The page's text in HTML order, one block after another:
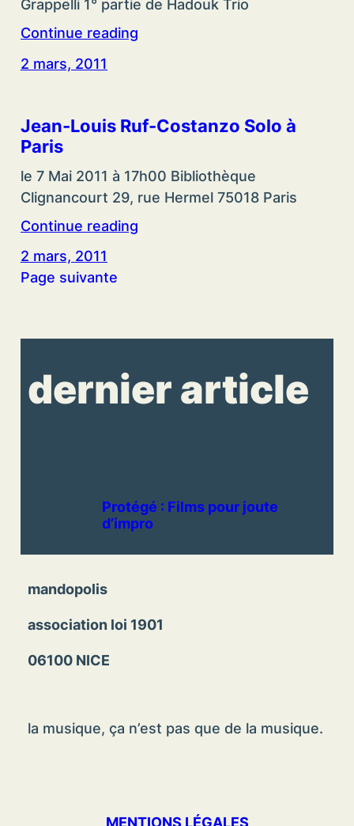
Grappelli 1° partie de Hadouk Trio
Continue reading
2 mars, 2011
Jean-Louis Ruf-Costanzo Solo à
Paris
le 7 Mai 2011 à 17h00 Bibliothèque
Clignancourt 29, rue Hermel 75018 Paris
Continue reading
2 mars, 2011
Page suivante
dernier article
Protégé : Films pour joute
d’impro
mandopolis
association loi 1901
06100 NICE
la musique, ça n’est pas que de la musique.
MENTIONS LÉGALES